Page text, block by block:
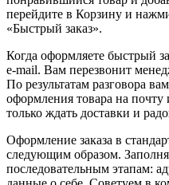
перейдите в Корзину и
«Быстрый заказ».
Когда оформляете быстрый
e-mail. Вам перезвонит
По результатам разговора
оформления товара на
только ждать доставки и
Оформление заказа в
следующим образом.
последовательным этапам: